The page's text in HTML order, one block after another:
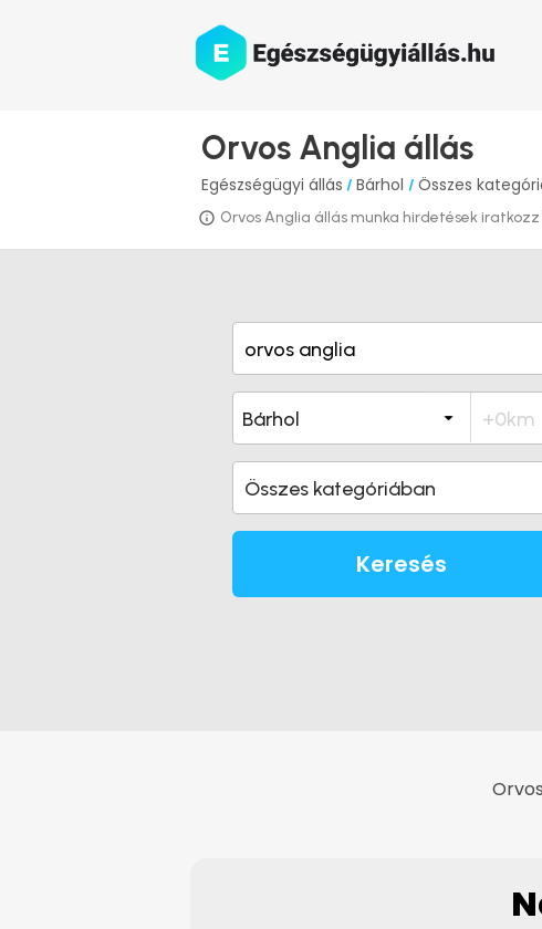
Orvos Anglia állás
Egészségügyi állás / Bárhol / Összes
Orvos Anglia állás munka hirdetések
Összes kategóriában
Keresés